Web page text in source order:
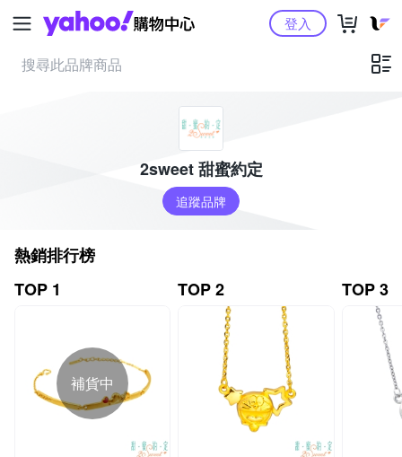
Yahoo購物中心登入
2sweet 甜蜜約定
追蹤品牌
熱銷排行榜
TOP 1
補貨中
TOP 2 TOP 3